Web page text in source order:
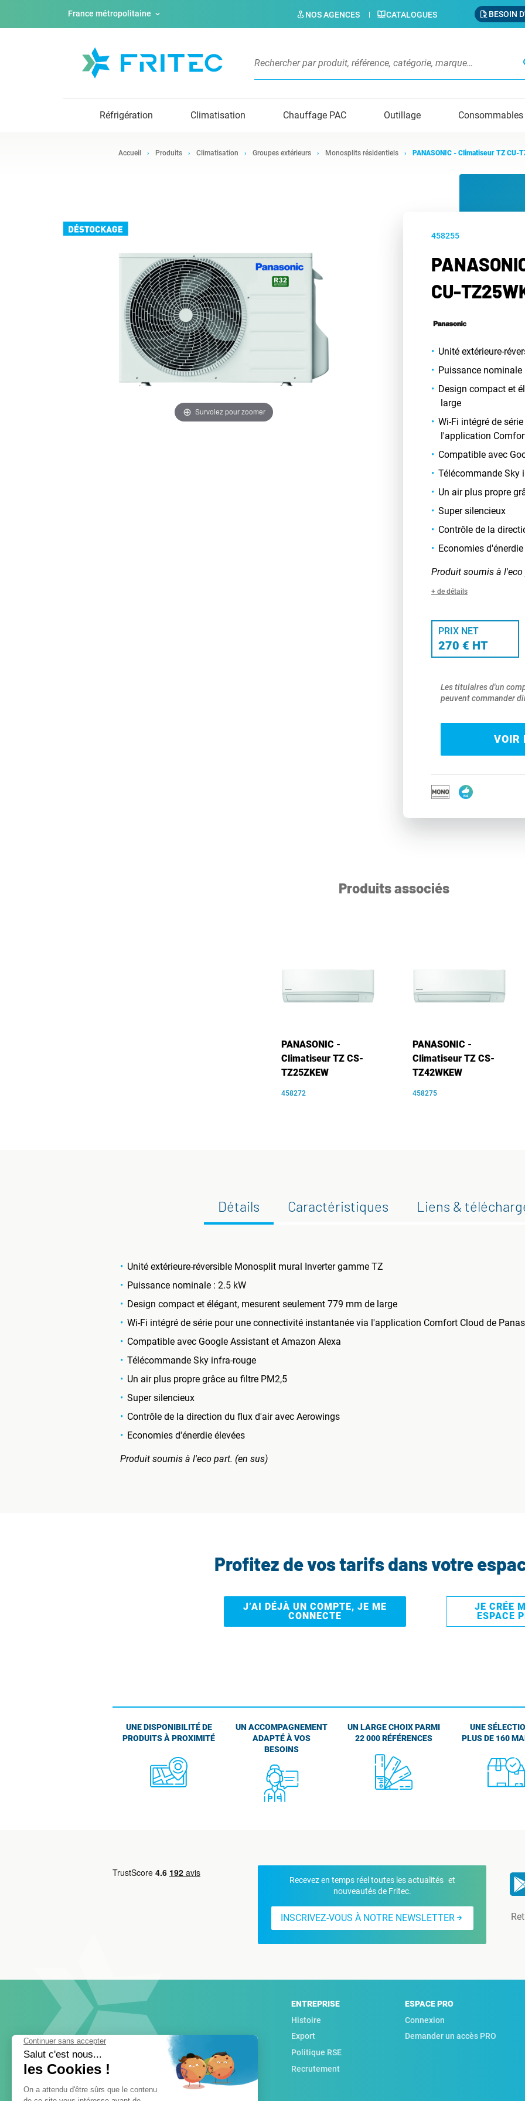
France métropolitaine NOS AGENCES CATALOGUES BESOIN
Réfrigération Climatisation Chauffage PAC Outillage Consommables
Accueil Produits Climatisation Groupes extérieurs Monosplits résidentiels PANASONIC - Climatiseur TZ CU-
Survolez pour zoomer
458255
CU-
Unité extérieure-
Puissance nominale
Design compact et
large
Wi-Fi intégré de
l'application
Compatible avec
Télécommande Sky
Un air plus propre
Super silencieux
Contrôle de la
Economies
Produit soumis à l'eco
+ de détails
PRIX NET
270 € HT
Les titulaires d'un
peuvent commander
VOIR
Produits associés
PANASONIC -
Climatiseur TZ CS-
TZ25ZKEW
458272
PANASONIC -
Climatiseur TZ CS-
TZ42WKEW
458275
Détails Caractéristiques Liens &
Unité extérieure-réversible Monosplit mural Inverter gamme TZ
Puissance nominale : 2.5 kW
Design compact et élégant, mesurent seulement 779 mm de large
Wi-Fi intégré de série pour une connectivité instantanée via l'application Comfort Cloud de
Compatible avec Google Assistant et Amazon Alexa
Télécommande Sky infra-rouge
Un air plus propre grâce au filtre PM2,5
Super silencieux
Contrôle de la direction du flux d'air avec Aerowings
Economies d'énerdie élevées
Produit soumis à l'eco part. (en sus)
Profitez de vos tarifs dans votre
J’AI DÉJÀ UN COMPTE, JE ME
CONNECTE
JE CRÉE
ESPACE
UNE DISPONIBILITÉ DE
PRODUITS À PROXIMITÉ
UN ACCOMPAGNEMENT
ADAPTÉ À VOS
BESOINS
UN LARGE CHOIX PARMI
22 000 RÉFÉRENCES
UNE
PLUS DE 160
Recevez en temps réel toutes les actualités et
nouveautés de Fritec.
INSCRIVEZ-VOUS À NOTRE NEWSLETTER
ENTREPRISE
Histoire
Export
Politique RSE
Recrutement
ESPACE PRO
Connexion
Demander un accès PRO